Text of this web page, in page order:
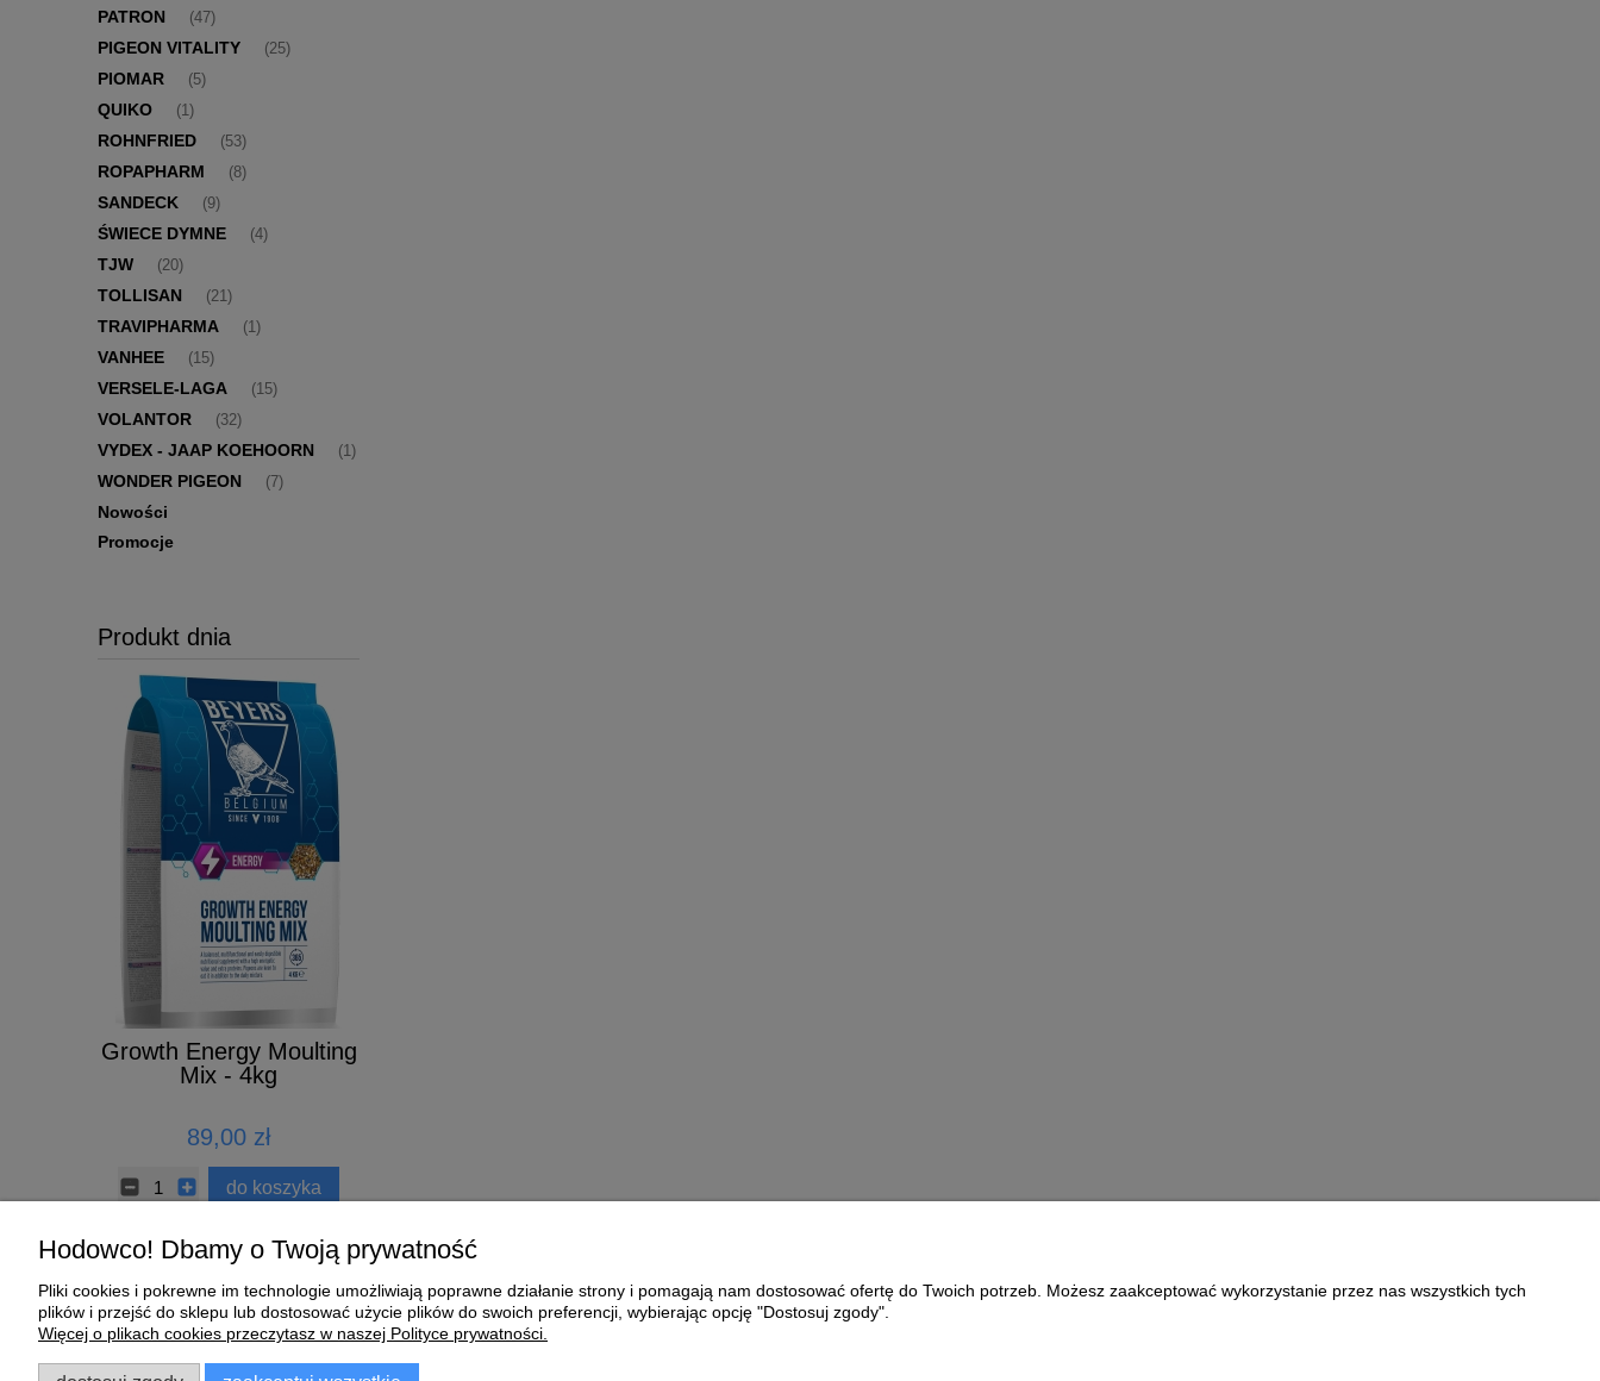
PATRON (47)
PIGEON VITALITY (25)
PIOMAR (5)
QUIKO (1)
ROHNFRIED (53)
ROPAPHARM (8)
SANDECK (9)
ŚWIECE DYMNE (4)
TJW (20)
TOLLISAN (21)
TRAVIPHARMA (1)
VANHEE (15)
VERSELE-LAGA (15)
VOLANTOR (32)
VYDEX - JAAP KOEHOORN (1)
WONDER PIGEON (7)
Nowości
Promocje
Produkt dnia
Growth Energy Moulting
Mix - 4kg
89,00 zł
do koszyka
Pomoc Moje konto Płatności i dostawa O nas Informacje
Hodowco! Dbamy o Twoją prywatność
Pliki cookies i pokrewne im technologie umożliwiają poprawne działanie strony i pomagają nam dostosować ofertę do Twoich potrzeb. Możesz zaakceptować wykorzystanie przez nas wszystkich tych
plików i przejść do sklepu lub dostosować użycie plików do swoich preferencji, wybierając opcję "Dostosuj zgody".
Więcej o plikach cookies przeczytasz w naszej Polityce prywatności.